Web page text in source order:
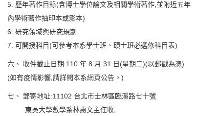
5. 歷年著作目錄(含博士學位論文及相關學術著作,並附近五年
內學術著作抽印本或影本)
6. 研究領域與研究規劃
7. 可開授科目(可參考本系學士班、碩士班必選修科目表)
六、 收件截止日期:110 年 8 月 31 日(星期二)(以郵戳為憑)
(如有疫情影響,請詳閱本系網頁公告。)
七、 郵寄地址:11102 台北市士林區臨溪路七十號
東吳大學數學系林惠文主任收,